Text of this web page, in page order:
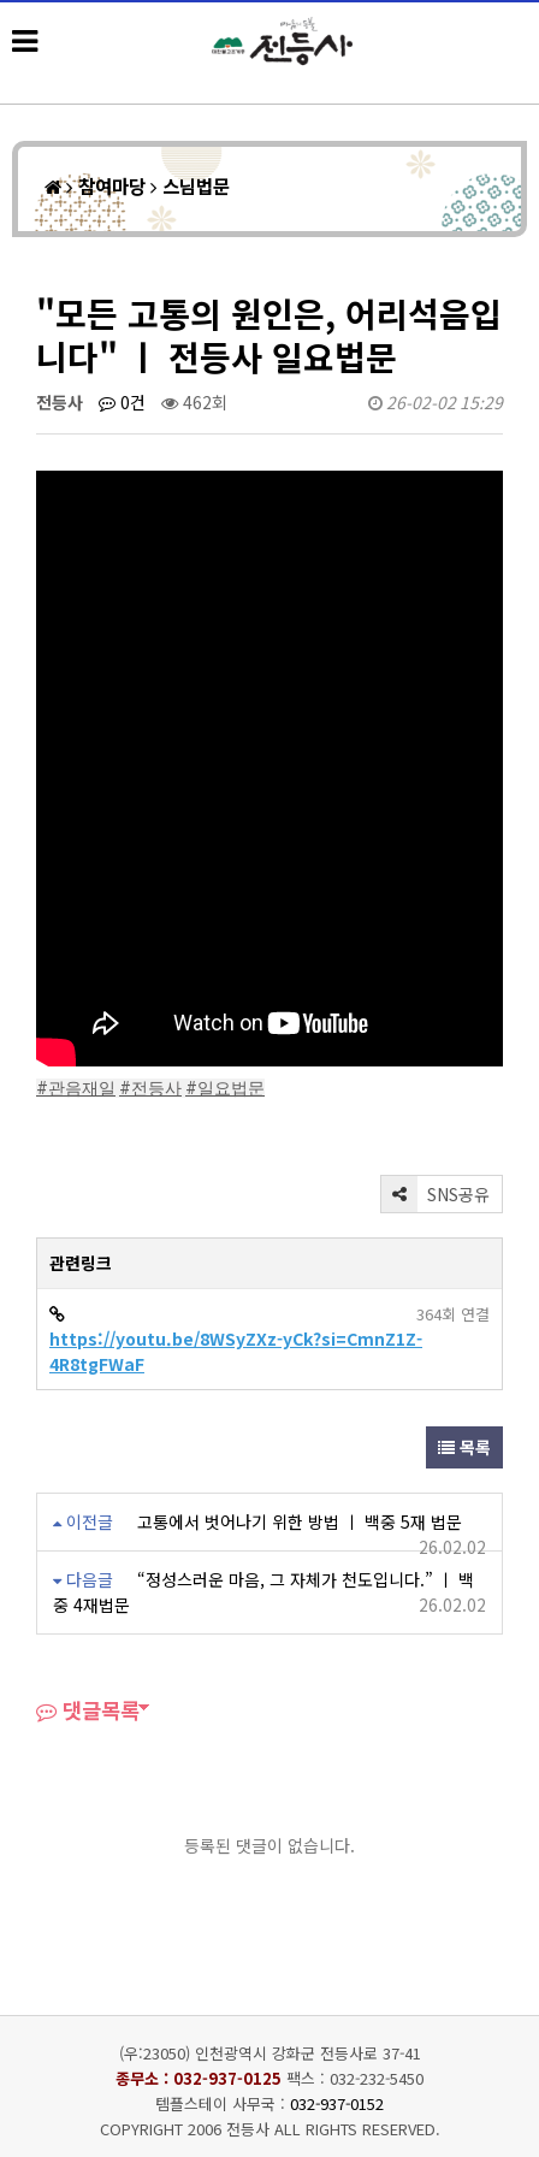
참여마당 스님법문
"모든 고통의 원인은, 어리석음입
니다" ㅣ 전등사 일요법문
전등사 0건 462회 26-02-02 15:29
#관음재일 #전등사 #일요법문
SNS공유
관련링크
https://youtu.be/8WSyZXz-yCk?si=CmnZ1Z-
4R8tgFWaF
364회 연결
목록
이전글
고통에서 벗어나기 위한 방법 ㅣ 백중 5재 법문
26.02.02
다음글
“정성스러운 마음, 그 자체가 천도입니다.” ㅣ 백
중 4재법문
26.02.02
댓글목록
등록된 댓글이 없습니다.
(우:23050) 인천광역시 강화군 전등사로 37-41
종무소 : 032-937-0125 팩스 : 032-232-5450
템플스테이 사무국 : 032-937-0152
COPYRIGHT 2006 전등사 ALL RIGHTS RESERVED.